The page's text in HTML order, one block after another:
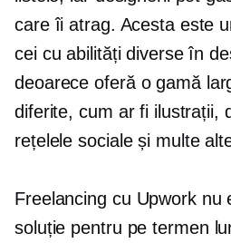
care îi atrag. Acesta este
cei cu abilități diverse în
deoarece oferă o gamă
diferite, cum ar fi ilustrații,
rețelele sociale și multe
Freelancing cu Upwork nu
soluție pentru pe termen